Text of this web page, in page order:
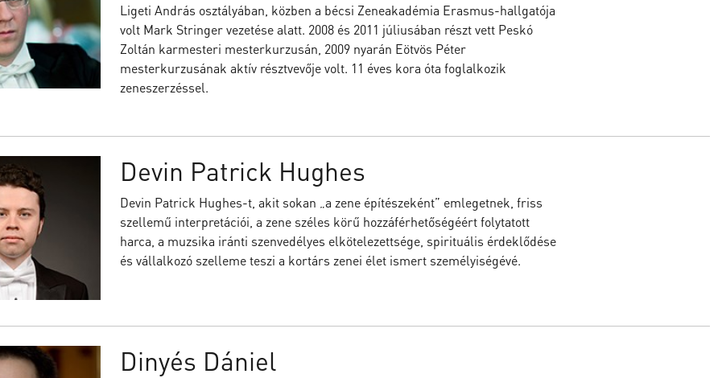
Ligeti András osztályában, közben a bécsi Zeneakadémia Erasmus-hallgatója
volt Mark Stringer vezetése alatt. 2008 és 2011 júliusában részt vett Peskó
Zoltán karmesteri mesterkurzusán, 2009 nyarán Eötvös Péter
mesterkurzusának aktív résztvevője volt. 11 éves kora óta foglalkozik
zeneszerzéssel.
Devin Patrick Hughes
Devin Patrick Hughes-t, akit sokan „a zene építészeként” emlegetnek, friss
szellemű interpretációi, a zene széles körű hozzáférhetőségéért folytatott
harca, a muzsika iránti szenvedélyes elkötelezettsége, spirituális érdeklődése
és vállalkozó szelleme teszi a kortárs zenei élet ismert személyiségévé.
Dinyés Dániel